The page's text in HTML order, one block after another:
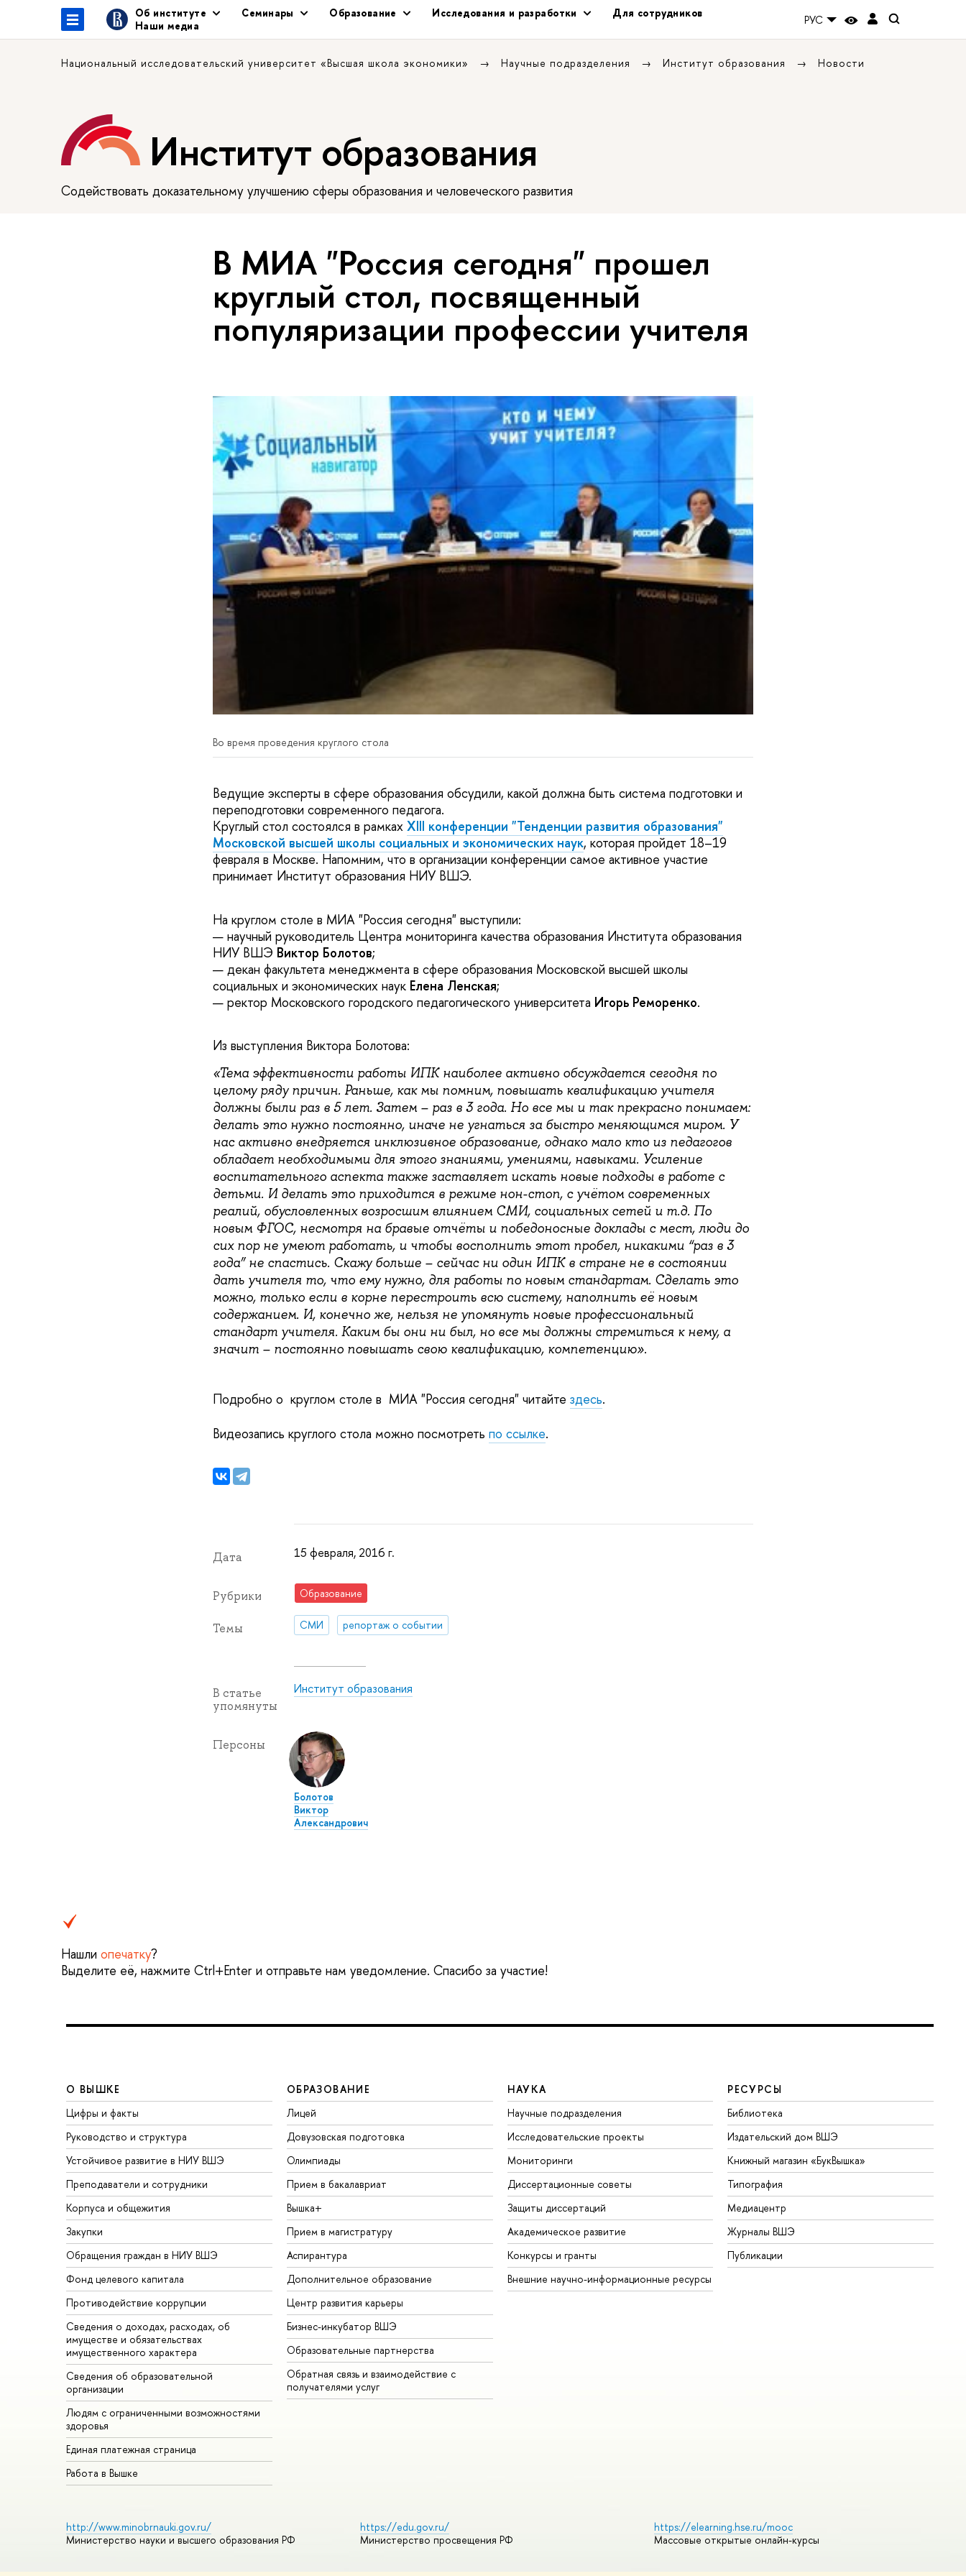
Об институте Семинары Образование Исследования и разработки
Для сотрудников
Наши медиа
РУС
Национальный исследовательский университет «Высшая школа экономики» Научные подразделения Институт образования Новости
Институт образования
Содействовать доказательному улучшению сферы образования и человеческого развития
В МИА "Россия сегодня" прошел
круглый стол, посвященный
популяризации профессии учителя
Во время проведения круглого стола
Ведущие эксперты в сфере образования обсудили, какой должна быть система подготовки и
переподготовки современного педагога.
Круглый стол состоялся в рамках XIII конференции "Тенденции развития образования"
Московской высшей школы социальных и экономических наук, которая пройдет 18–19
февраля в Москве. Напомним, что в организации конференции самое активное участие
принимает Институт образования НИУ ВШЭ.
На круглом столе в МИА "Россия сегодня" выступили:
— научный руководитель Центра мониторинга качества образования Института образования
НИУ ВШЭ Виктор Болотов;
— декан факультета менеджмента в сфере образования Московской высшей школы
социальных и экономических наук Елена Ленская;
— ректор Московского городского педагогического университета Игорь Реморенко.
Из выступления Виктора Болотова:
«Тема эффективности работы ИПК наиболее активно обсуждается сегодня по
целому ряду причин. Раньше, как мы помним, повышать квалификацию учителя
должны были раз в 5 лет. Затем – раз в 3 года. Но все мы и так прекрасно понимаем:
делать это нужно постоянно, иначе не угнаться за быстро меняющимся миром. У
нас активно внедряется инклюзивное образование, однако мало кто из педагогов
обладает необходимыми для этого знаниями, умениями, навыками. Усиление
воспитательного аспекта также заставляет искать новые подходы в работе с
детьми. И делать это приходится в режиме нон-стоп, с учётом современных
реалий, обусловленных возросшим влиянием СМИ, социальных сетей и т.д. По
новым ФГОС, несмотря на бравые отчёты и победоносные доклады с мест, люди до
сих пор не умеют работать, и чтобы восполнить этот пробел, никакими “раз в 3
года” не спастись. Скажу больше – сейчас ни один ИПК в стране не в состоянии
дать учителя то, что ему нужно, для работы по новым стандартам. Сделать это
можно, только если в корне перестроить всю систему, наполнить её новым
содержанием. И, конечно же, нельзя не упомянуть новые профессиональный
стандарт учителя. Каким бы они ни был, но все мы должны стремиться к нему, а
значит – постоянно повышать свою квалификацию, компетенцию».
Подробно о круглом столе в МИА "Россия сегодня" читайте здесь.
Видеозапись круглого стола можно посмотреть по ссылке.
Дата 15 февраля, 2016 г.
Рубрики Образование
Темы СМИ репортаж о событии
В статье
упомянуты
Институт образования
Персоны
Болотов
Виктор
Александрович
Нашли опечатку?
Выделите её, нажмите Ctrl+Enter и отправьте нам уведомление. Спасибо за участие!
О ВЫШКЕ
Цифры и факты
Руководство и структура
Устойчивое развитие в НИУ ВШЭ
Преподаватели и сотрудники
Корпуса и общежития
Закупки
Обращения граждан в НИУ ВШЭ
Фонд целевого капитала
Противодействие коррупции
Сведения о доходах, расходах, об
имуществе и обязательствах
имущественного характера
Сведения об образовательной
организации
Людям с ограниченными возможностями
здоровья
Единая платежная страница
Работа в Вышке
ОБРАЗОВАНИЕ
Лицей
Довузовская подготовка
Олимпиады
Прием в бакалавриат
Вышка+
Прием в магистратуру
Аспирантура
Дополнительное образование
Центр развития карьеры
Бизнес-инкубатор ВШЭ
Образовательные партнерства
Обратная связь и взаимодействие с
получателями услуг
НАУКА
Научные подразделения
Исследовательские проекты
Мониторинги
Диссертационные советы
Защиты диссертаций
Академическое развитие
Конкурсы и гранты
Внешние научно-информационные ресурсы
РЕСУРСЫ
Библиотека
Издательский дом ВШЭ
Книжный магазин «БукВышка»
Типография
Медиацентр
Журналы ВШЭ
Публикации
http://www.minobrnauki.gov.ru/
Министерство науки и высшего образования РФ
https://edu.gov.ru/
Министерство просвещения РФ
https://elearning.hse.ru/mooc
Массовые открытые онлайн-курсы